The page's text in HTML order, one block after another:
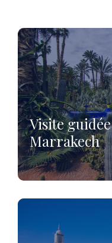
Visite
Marrakech